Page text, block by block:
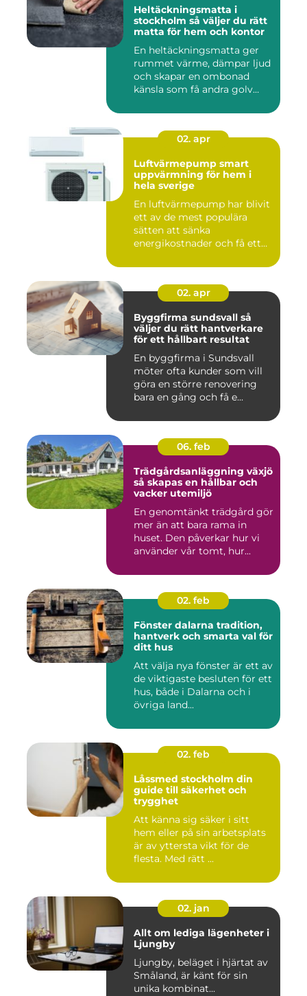
Heltäckningsmatta i
stockholm så väljer du rätt
matta för hem och kontor
En heltäckningsmatta ger
rummet värme, dämpar ljud
och skapar en ombonad
känsla som få andra golv
02. apr
Luftvärmepump smart
uppvärmning för hem i
hela sverige
En luftvärmepump har blivit
ett av de mest populära
sätten att sänka
energikostnader och få ett
02. apr
Byggfirma sundsvall så
väljer du rätt hantverkare
för ett hållbart resultat
En byggfirma i Sundsvall
möter ofta kunder som vill
göra en större renovering
bara en gång och få e...
06. feb
Trädgårdsanläggning växjö
så skapas en hållbar och
vacker utemiljö
En genomtänkt trädgård gör
mer än att bara rama in
huset. Den påverkar hur vi
använder vår tomt, hur...
02. feb
Fönster dalarna tradition,
hantverk och smarta val för
ditt hus
Att välja nya fönster är ett av
de viktigaste besluten för ett
hus, både i Dalarna och i
övriga land...
02. feb
Låssmed stockholm din
guide till säkerhet och
trygghet
Att känna sig säker i sitt
hem eller på sin arbetsplats
är av yttersta vikt för de
flesta. Med rätt ...
02. jan
Allt om lediga lägenheter i
Ljungby
Ljungby, beläget i hjärtat av
Småland, är känt för sin
unika kombinat...